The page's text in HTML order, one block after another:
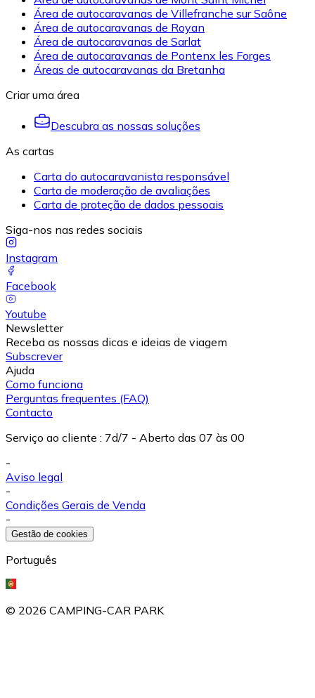
Área de autocaravanas de Villefranche sur Saône
Área de autocaravanas de Royan
Área de autocaravanas de Sarlat
Área de autocaravanas de Pontenx les Forges
Áreas de autocaravanas da Bretanha
Criar uma área
Descubra as nossas soluções
As cartas
Carta do autocaravanista responsável
Carta de moderação de avaliações
Carta de proteção de dados pessoais
Siga-nos nas redes sociais
Instagram
Facebook
Youtube
Newsletter
Receba as nossas dicas e ideias de viagem
Subscrever
Ajuda
Como funciona
Perguntas frequentes (FAQ)
Contacto
Serviço ao cliente : 7d/7 - Aberto das 07 às 00
-
Aviso legal
-
Condições Gerais de Venda
-
Gestão de cookies
Português
© 2026 CAMPING-CAR PARK